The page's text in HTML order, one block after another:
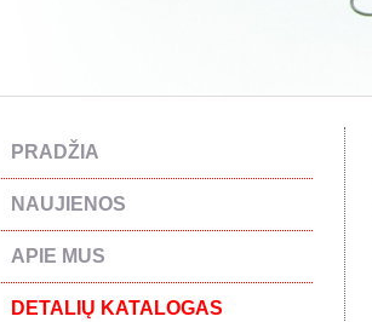
PRADŽIA
NAUJIENOS
APIE MUS
DETALIŲ KATALOGAS